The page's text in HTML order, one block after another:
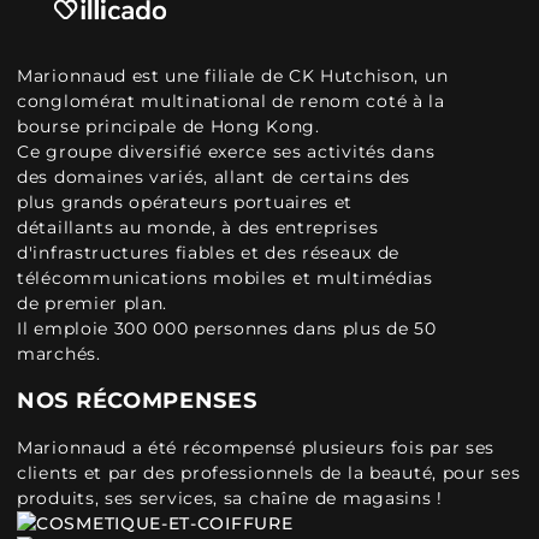
Marionnaud est une filiale de CK Hutchison, un
conglomérat multinational de renom coté à la
bourse principale de Hong Kong.
Ce groupe diversifié exerce ses activités dans
des domaines variés, allant de certains des
plus grands opérateurs portuaires et
détaillants au monde, à des entreprises
d'infrastructures fiables et des réseaux de
télécommunications mobiles et multimédias
de premier plan.
Il emploie 300 000 personnes dans plus de 50
marchés.
NOS RÉCOMPENSES
Marionnaud a été récompensé plusieurs fois par ses
clients et par des professionnels de la beauté, pour ses
produits, ses services, sa chaîne de magasins !